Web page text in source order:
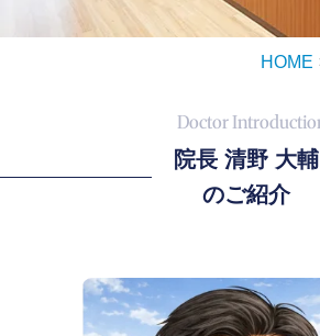
HOME
院長 清野 大輔
のご紹介